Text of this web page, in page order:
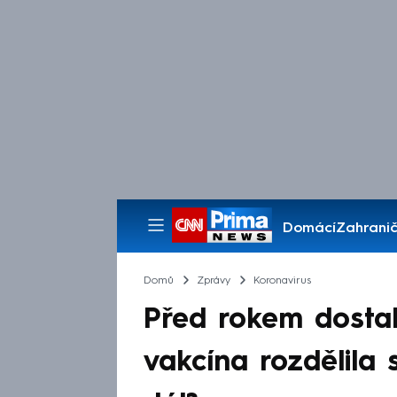
Domácí
Pořady
Domů Zprávy Koronavirus
Před rokem
vakcína rozdělila